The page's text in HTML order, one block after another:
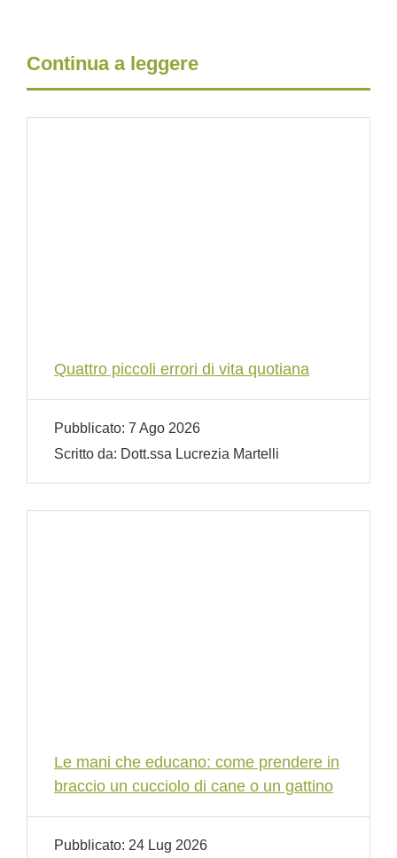
Continua a leggere
Quattro piccoli errori di vita quotiana
Pubblicato: 7 Ago 2026
Scritto da: Dott.ssa Lucrezia Martelli
Le mani che educano: come prendere in
braccio un cucciolo di cane o un gattino
Pubblicato: 24 Lug 2026